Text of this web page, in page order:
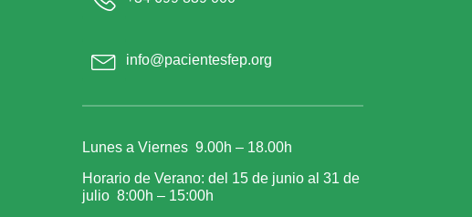
info@pacientesfep.org
Lunes a Viernes 9.00h – 18.00h
Horario de Verano: del 15 de junio al 31 de
julio 8:00h – 15:00h